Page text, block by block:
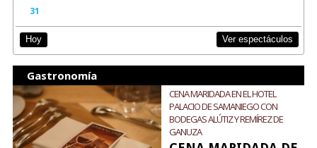
31
Hoy Ver espectáculos
Gastronomía
CENA MARIDADA EN EL HOTEL
PALACIO DE SAMANIEGO CON
BODEGAS ALÚTIZ Y REMÍREZ DE
GANUZA